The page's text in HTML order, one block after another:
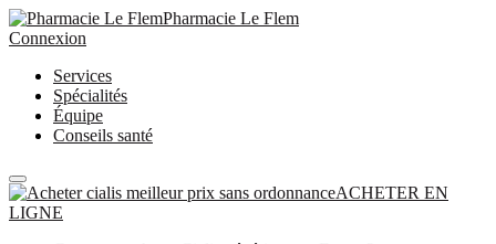
Pharmacie Le Flem
Connexion
Services
Spécialités
Équipe
Conseils santé
ACHETER EN
LIGNE